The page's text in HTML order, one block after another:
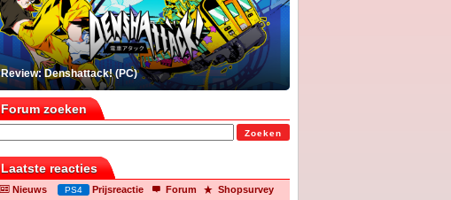
Review: Denshattack! (PC)
Forum zoeken
Zoeken
Laatste reacties
Nieuws PS4 Prijsreactie Forum Shopsurvey